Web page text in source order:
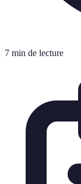
7 min de lecture